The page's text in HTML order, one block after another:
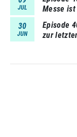
JUL
Messe
30
JUN
Episode
zur